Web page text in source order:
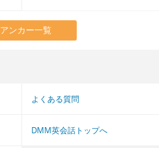
アンカー一覧
よくある質問
DMM英会話トップへ